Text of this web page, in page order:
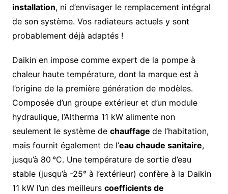
installation, ni d’envisager le remplacement intégral
de son système. Vos radiateurs actuels y sont
probablement déjà adaptés !
Daikin en impose comme expert de la pompe à
chaleur haute température, dont la marque est à
l’origine de la première génération de modèles.
Composée d’un groupe extérieur et d’un module
hydraulique, l’Altherma 11 kW alimente non
seulement le système de chauffage de l’habitation,
mais fournit également de l’eau chaude sanitaire,
jusqu’à 80 °C. Une température de sortie d’eau
stable (jusqu’à -25° à l’extérieur) confère à la Daikin
11 kW l’un des meilleurs coefficients de